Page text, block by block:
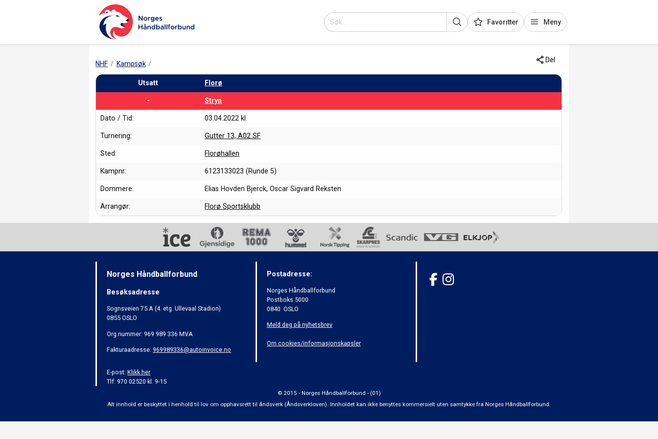
Favoritter Meny
NHF Kampsøk Del
Utsatt Florø
- Stryn
Dato / Tid: 03.04.2022 kl.
Turnering: Gutter 13, A02 SF
Sted: Florøhallen
Kampnr: 6123133023 (Runde 5)
Dommere: Elias Hovden Bjerck, Oscar Sigvard Reksten
Arrangør: Florø Sportsklubb
Norges Håndballforbund
Besøksadresse
Sognsveien 75 A (4. etg. Ullevaal Stadion)
0855 OSLO
Org.nummer: 969 989 336 MVA
Fakturaadresse:969989336@autoinvoice.no
E-post:Klikk her
Tlf: 970 02520 kl. 9-15
Postadresse:
Norges Håndballforbund
Postboks 5000
0840 OSLO
Meld deg på nyhetsbrev
Om cookies/informasjonskapsler
© 2015 - Norges Håndballforbund - (01)
Alt innhold er beskyttet i henhold til lov om opphavsrett til åndsverk (Åndsverkloven). Innholdet kan ikke benyttes kommersielt uten samtykke fra Norges Håndballforbund.